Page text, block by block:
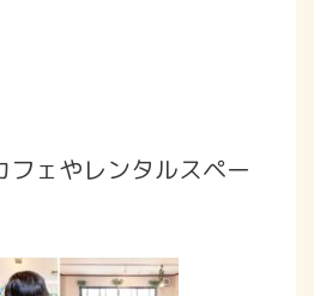
フェやレンタルスペー